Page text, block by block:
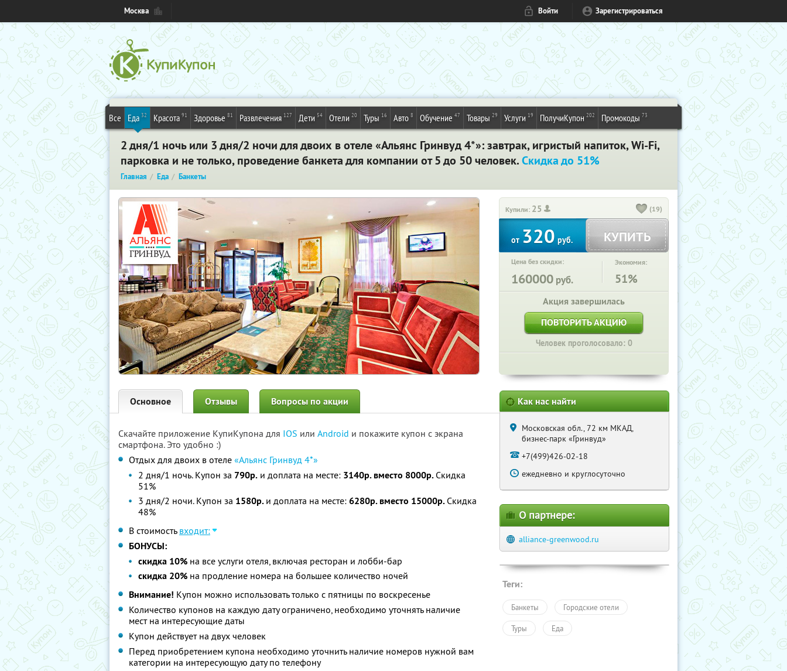
Москва Войти Зарегистрироваться
Все Еда 32 Красота 91 Здоровье 81 Развлечения 127 Дети 54 Отели 20 Туры 16 Авто 8 Обучение 47 Товары 29 Услуги 19 ПолучиКупон 202 Промокоды 73
2 дня/1 ночь или 3 дня/2 ночи для двоих в отеле «Альянс Гринвуд 4*»: завтрак, игристый напиток, Wi-Fi,
парковка и не только, проведение банкета для компании от 5 до 50 человек.Скидка до 51%
Главная Еда Банкеты
Купили: 25 (19)
от320руб. КУПИТЬ
Цена без скидки:
160000 руб.
Экономия:
51%
Акция завершилась
ПОВТОРИТЬ АКЦИЮ
Человек проголосовало: 0
Основное Отзывы Вопросы по акции
Скачайте приложение КупиКупона для IOS или Android и покажите купон с экрана
смартфона. Это удобно :)
Отдых для двоих в отеле «Альянс Гринвуд 4*»
2 дня/1 ночь. Купон за 790р. и доплата на месте: 3140р. вместо 8000р. Скидка
51%
3 дня/2 ночи. Купон за 1580р. и доплата на месте: 6280р. вместо 15000р. Скидка
48%
В стоимость входит:
БОНУСЫ:
скидка 10% на все услуги отеля, включая ресторан и лобби-бар
скидка 20% на продление номера на большее количество ночей
Внимание! Купон можно использовать только с пятницы по воскресенье
Количество купонов на каждую дату ограничено, необходимо уточнять наличие
мест на интересующие даты
Купон действует на двух человек
Перед приобретением купона необходимо уточнить наличие номеров нужной вам
категории на интересующую дату по телефону
Как нас найти
Московская обл., 72 км МКАД,
бизнес-парк «Гринвуд»
+7(499)426-02-18
ежедневно и круглосуточно
О партнере:
alliance-greenwood.ru
Теги:
Банкеты Городские отели
Туры Еда